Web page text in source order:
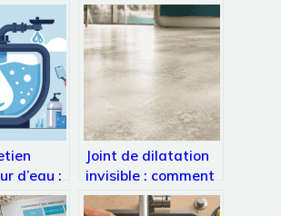
d’eau :
les prix
Joint de dilatation
invisible : comment
allier esthétique